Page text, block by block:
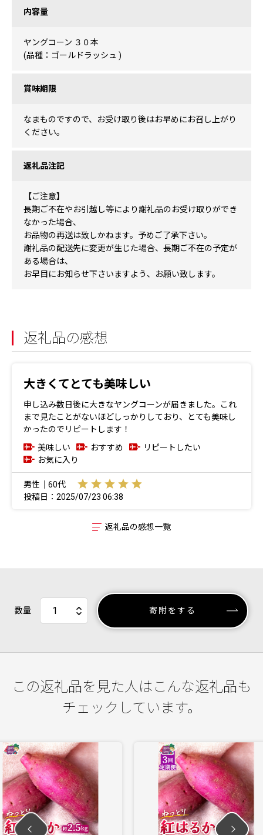
内容量
ヤングコーン ３０本
(品種：ゴールドラッシュ )
賞味期限
なまものですので、お受け取り後はお早めにお召し上がり
ください。
返礼品注記
【ご注意】
長期ご不在やお引越し等により謝礼品のお受け取りができ
なかった場合、
お品物の再送は致しかねます。予めご了承下さい。
謝礼品の配送先に変更が生じた場合、長期ご不在の予定が
ある場合は、
お早目にお知らせ下さいますよう、お願い致します。
返礼品の感想
大きくてとても美味しい
申し込み数日後に大きなヤングコーンが届きました。これ
まで見たことがないほどしっかりしており、とても美味し
かったのでリピートします！
美味しい
おすすめ
リピートしたい
お気に入り
男性｜60代
投稿日：2025/07/23 06:38
返礼品の感想一覧
数量 寄附をする
この返礼品を見た人はこんな返礼品も
チェックしています。